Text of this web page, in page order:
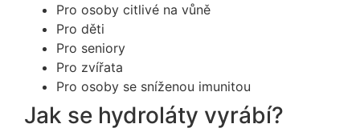
Pro osoby citlivé na vůně
Pro děti
Pro seniory
Pro zvířata
Pro osoby se sníženou imunitou
Jak se hydroláty vyrábí?